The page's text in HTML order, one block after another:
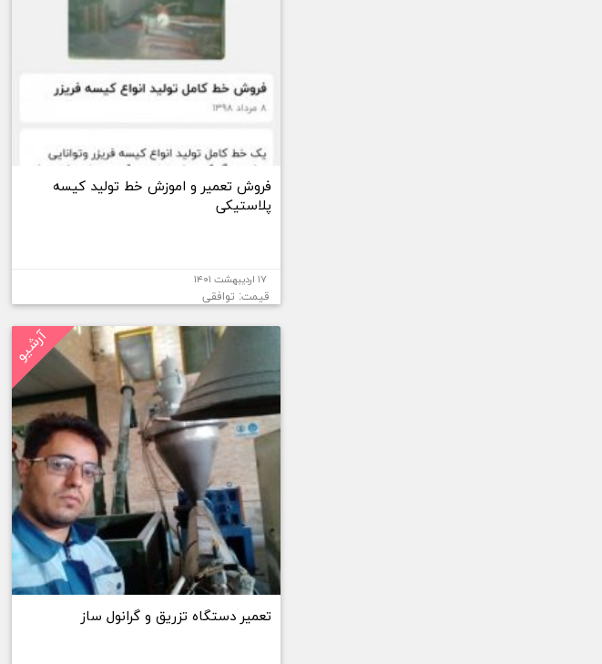
فروش تعمیر و اموزش خط تولید کیسه
پلاستیکی
۱۷ اردیبهشت ۱۴۰۱
قیمت: توافقی
آرشیو
تعمیر دستگاه تزریق و گرانول ساز